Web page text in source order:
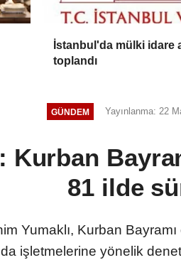
İstanbul'da mülki idare
toplandı
GÜNDEM Yayınlanma: 22
Kurban
81 ilde
Yumaklı, Kurban
işletmelerine yönelik